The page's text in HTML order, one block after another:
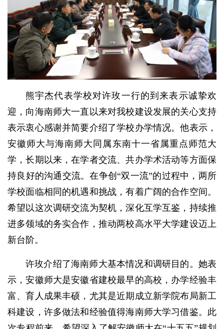
熊宇杰代表学校对许玫一行的到来表示诚挚欢
迎，向海南师大一直以来对我校建设发展的关心支持
表示衷心感谢并简要介绍了学校办学情况。他表示，
安徽师大与海南师大同属东南十一省属重点师范大
学，长期以来，在学者交流、共办学术活动等方面保
持良好的沟通交流。在争创“双一流”的过程中，两所
学校面临相同的机遇和挑战，有着广阔的合作空间。
希望以这次调研交流为契机，深化互学互鉴，持续推
进多领域的务实合作，推动两校高水平大学建设迈上
新台阶。
许玫介绍了海南师大基本情况和调研目的。她表
示，安徽师大是安徽省建校最早的高校，办学经验丰
富、育人成果丰硕，尤其是近期成立新学院布局新工
科建设，许多做法和经验值得海南师大学习借鉴。此